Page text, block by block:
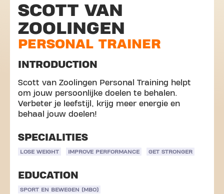
SCOTT VAN
ZOOLINGEN
PERSONAL TRAINER
INTRODUCTION
Scott van Zoolingen Personal Training helpt
om jouw persoonlijke doelen te behalen.
Verbeter je leefstijl, krijg meer energie en
behaal jouw doelen!
SPECIALITIES
LOSE WEIGHT IMPROVE PERFORMANCE GET STRONGER
EDUCATION
SPORT EN BEWEGEN (MBO)